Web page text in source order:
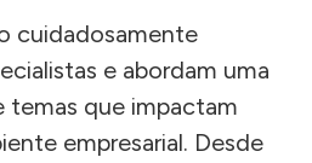
cuidadosamente
e abordam uma
temas que impactam
empresarial. Desde